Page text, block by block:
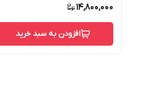
14,800,000
افزودن به سبد خرید